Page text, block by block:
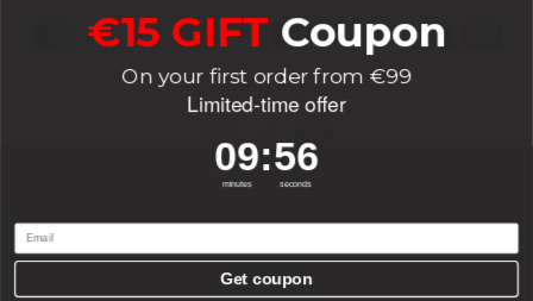
Delivery
Socials
€15 GIFT Coupon
On your first order from €99
Limited-time offer
09
minutes
:56
seconds
Email
Get coupon